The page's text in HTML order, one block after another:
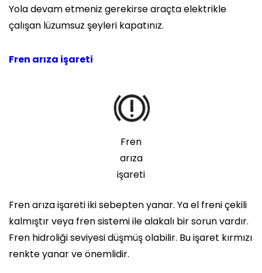
Yola devam etmeniz gerekirse araçta elektrikle
çalışan lüzumsuz şeyleri kapatınız.
Fren arıza işareti
Fren
arıza
işareti
Fren arıza işareti iki sebepten yanar. Ya el freni çekili
kalmıştır veya fren sistemi ile alakalı bir sorun vardır.
Fren hidroliği seviyesi düşmüş olabilir. Bu işaret kırmızı
renkte yanar ve önemlidir.